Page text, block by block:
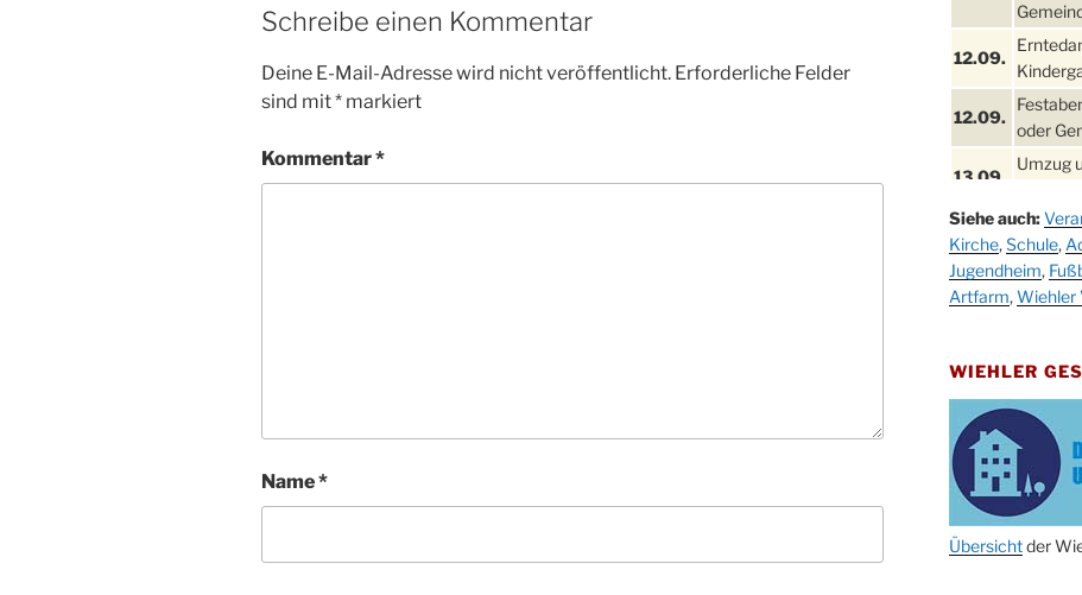
Schreibe einen Kommentar
Deine E-Mail-Adresse wird nicht veröffentlicht. Erforderliche Felder
sind mit* markiert
Kommentar*
Name*
12.09.
12.09.
oder
13.09.
Umzug
19.09.
25. u.
26.09.
10-12
09.10.
Kirche
10.10.
Kirche
18:00
11.10.
Siehe auch:
Kirche,Schule,
Jugendheim,
Artfarm,Wiehler
WIEHLER
Übersichtder